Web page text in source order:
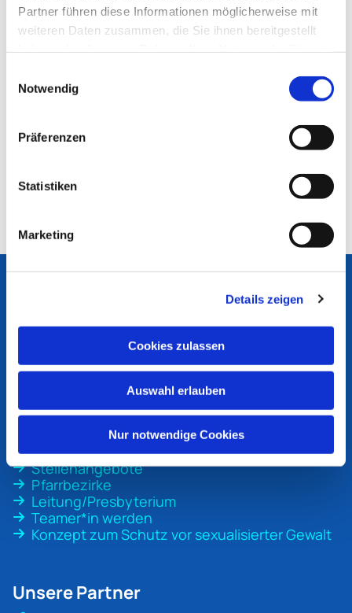
Partner führen diese Informationen möglicherweise mit
weiteren Daten zusammen, die Sie ihnen bereitgestellt
Notwendig
Präferenzen
Statistiken
Marketing
Details zeigen
Cookies zulassen
Auswahl erlauben
Nur notwendige Cookies
ev-kirche-bottrop@ekvw.de
Unsere Gemeinde
Stellenangebote
Pfarrbezirke
Leitung/Presbyterium
Teamer*in werden
Konzept zum Schutz vor sexualisierter Gewalt
Unsere Partner